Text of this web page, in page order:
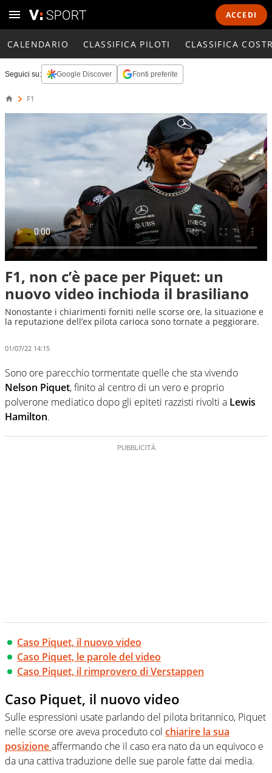
ACCEDI
CALENDARIO CLASSIFICA PILOTI CLASSIFICA
Seguici su: Google Discover Fonti preferite
F1
F1, non c’è pace per Piquet: un
nuovo video inchioda il brasiliano
Nonostante i chiarimenti forniti nelle scorse ore, la situazione e
la reputazione dell’ex pilota carioca sono tornate a peggiorare.
01/07/22 14:15
Sono ore parecchio tormentate quelle che sta vivendo
Nelson Piquet, finito al centro di un vero e proprio
polverone mediatico dopo gli epiteti razzisti rivolti a Lewis
Hamilton.
Caso Piquet, il nuovo video
Caso Piquet, le parole del video
Caso Piquet, il rimprovero di Verstappen
Caso Piquet, il nuovo video
Sulle espressioni usate parlando del pilota britannico, Piquet
nelle scorse ore aveva proceduto col chiarire la sua
posizioneaffermando che il caso era nato da un equivoco e
da una cattiva traduzione delle sue parole fatte dai media.